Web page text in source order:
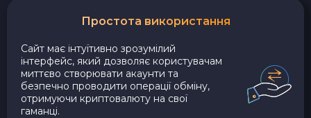
Простота використання
Сайт має інтуїтивно зрозумілий
інтерфейс, який дозволяє користувачам
миттєво створювати акаунти та
безпечно проводити операції обміну,
отримуючи криптовалюту на свої
гаманці.